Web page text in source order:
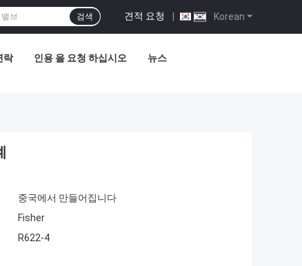
Korean
견적 요청 |
검색
락 인용 을 요청 하십시오 뉴스
중국에서 만들어집니다
Fisher
R622-4